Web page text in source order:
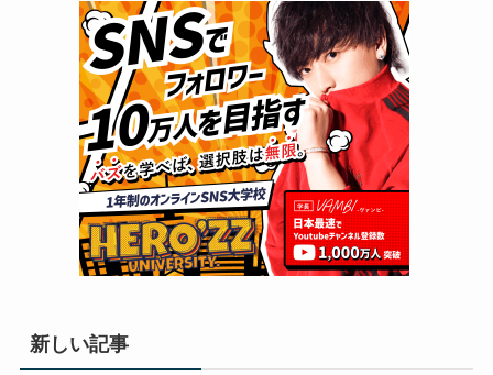
新しい記事